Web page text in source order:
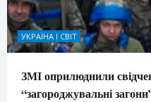
УКРАЇНА І СВІТ
ЗМІ оприлюднили
“загороджувальні